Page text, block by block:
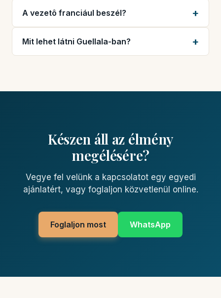
A vezetô franciául beszél?
Mit lehet látni Guellala-ban?
Készen áll az élmény
megélésére?
Vegye fel velünk a kapcsolatot egy egyedi
ajánlatért, vagy foglaljon közvetlenül online.
Foglaljon most WhatsApp